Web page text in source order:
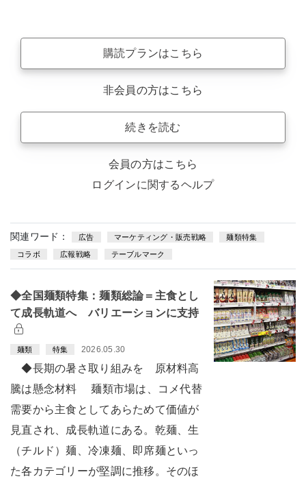
購読プランはこちら
非会員の方はこちら
続きを読む
会員の方はこちら
ログインに関するヘルプ
関連ワード： 広告 マーケティング・販売戦略 麺類特集
コラボ 広報戦略 テーブルマーク
◆全国麺類特集：麺類総論＝主食とし
て成長軌道へ バリエーションに支持
麺類 特集 2026.05.30
◆長期の暑さ取り組みを 原材料高
騰は懸念材料 麺類市場は、コメ代替
需要から主食としてあらためて価値が
見直され、成長軌道にある。乾麺、生
（チルド）麺、冷凍麺、即席麺といっ
た各カテゴリーが堅調に推移。そのほ